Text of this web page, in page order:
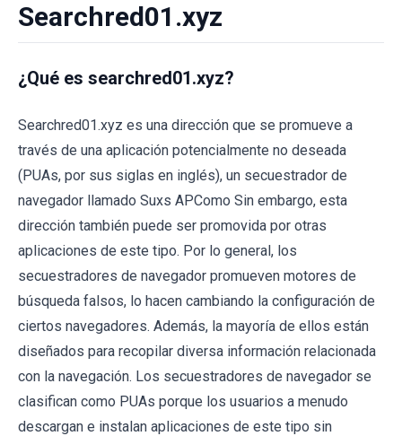
Searchred01.xyz
¿Qué es searchred01.xyz?
Searchred01.xyz es una dirección que se promueve a
través de una aplicación potencialmente no deseada
(PUAs, por sus siglas en inglés), un secuestrador de
navegador llamado Suxs APComo Sin embargo, esta
dirección también puede ser promovida por otras
aplicaciones de este tipo. Por lo general, los
secuestradores de navegador promueven motores de
búsqueda falsos, lo hacen cambiando la configuración de
ciertos navegadores. Además, la mayoría de ellos están
diseñados para recopilar diversa información relacionada
con la navegación. Los secuestradores de navegador se
clasifican como PUAs porque los usuarios a menudo
descargan e instalan aplicaciones de este tipo sin